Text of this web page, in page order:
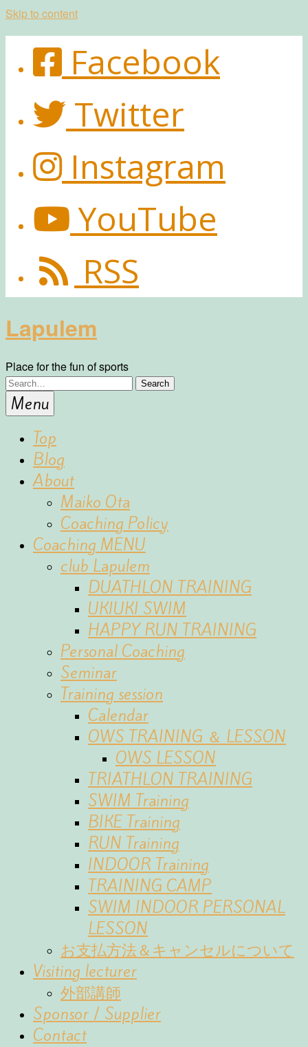
Skip to content
Facebook
Twitter
Instagram
YouTube
RSS
Lapulem
Place for the fun of sports
Menu
Top
Blog
About
Maiko Ota
Coaching Policy
Coaching MENU
club Lapulem
DUATHLON TRAINING
UKIUKI SWIM
HAPPY RUN TRAINING
Personal Coaching
Seminar
Training session
Calendar
OWS TRAINING ＆ LESSON
OWS LESSON
TRIATHLON TRAINING
SWIM Training
BIKE Training
RUN Training
INDOOR Training
TRAINING CAMP
SWIM INDOOR PERSONAL
LESSON
お支払方法＆キャンセルについて
Visiting lecturer
外部講師
Sponsor / Supplier
Contact